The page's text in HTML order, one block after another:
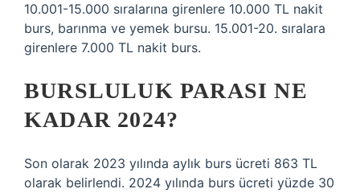
10.001-15.000 sıralarına girenlere 10.000 TL nakit
burs, barınma ve yemek bursu. 15.001-20. sıralara
girenlere 7.000 TL nakit burs.
BURSLULUK PARASI NE
KADAR 2024?
Son olarak 2023 yılında aylık burs ücreti 863 TL
olarak belirlendi. 2024 yılında burs ücreti yüzde 30